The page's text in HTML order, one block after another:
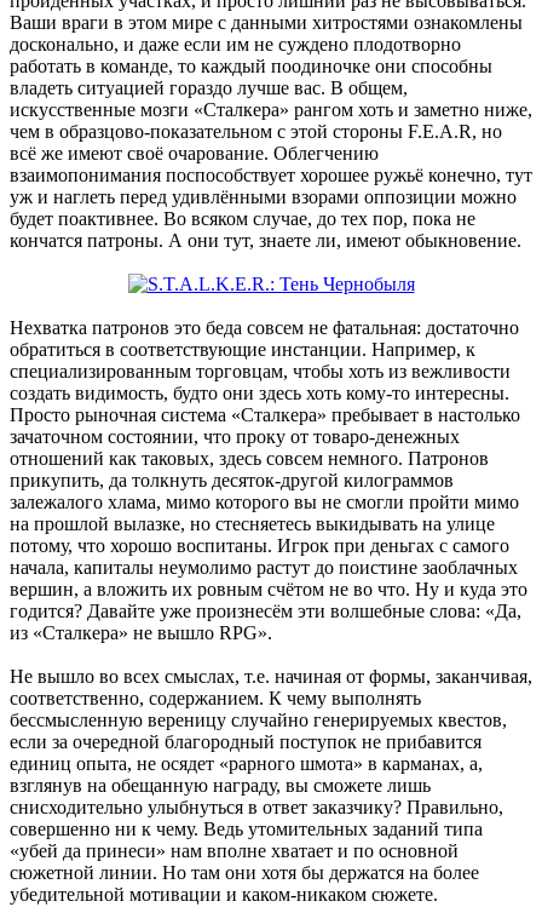
Ваши враги в этом мире с данными хитростями ознакомлены
досконально, и даже если им не суждено плодотворно
работать в команде, то каждый поодиночке они способны
владеть ситуацией гораздо лучше вас. В общем,
искусственные мозги «Сталкера» рангом хоть и заметно ниже,
чем в образцово-показательном с этой стороны F.E.A.R, но
всё же имеют своё очарование. Облегчению
взаимопонимания поспособствует хорошее ружьё конечно, тут
уж и наглеть перед удивлёнными взорами оппозиции можно
будет поактивнее. Во всяком случае, до тех пор, пока не
кончатся патроны. А они тут, знаете ли, имеют обыкновение.
Нехватка патронов это беда совсем не фатальная: достаточно
обратиться в соответствующие инстанции. Например, к
специализированным торговцам, чтобы хоть из вежливости
создать видимость, будто они здесь хоть кому-то интересны.
Просто рыночная система «Сталкера» пребывает в настолько
зачаточном состоянии, что проку от товаро-денежных
отношений как таковых, здесь совсем немного. Патронов
прикупить, да толкнуть десяток-другой килограммов
залежалого хлама, мимо которого вы не смогли пройти мимо
на прошлой вылазке, но стесняетесь выкидывать на улице
потому, что хорошо воспитаны. Игрок при деньгах с самого
начала, капиталы неумолимо растут до поистине заоблачных
вершин, а вложить их ровным счётом не во что. Ну и куда это
годится? Давайте уже произнесём эти волшебные слова: «Да,
из «Сталкера» не вышло RPG».
Не вышло во всех смыслах, т.е. начиная от формы, заканчивая,
соответственно, содержанием. К чему выполнять
бессмысленную вереницу случайно генерируемых квестов,
если за очередной благородный поступок не прибавится
единиц опыта, не осядет «рарного шмота» в карманах, а,
взглянув на обещанную награду, вы сможете лишь
снисходительно улыбнуться в ответ заказчику? Правильно,
совершенно ни к чему. Ведь утомительных заданий типа
«убей да принеси» нам вполне хватает и по основной
сюжетной линии. Но там они хотя бы держатся на более
убедительной мотивации и каком-никаком сюжете.